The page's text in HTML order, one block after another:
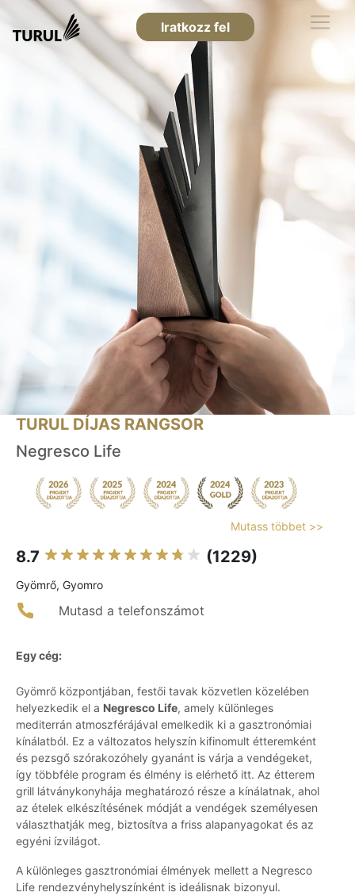
Iratkozz fel
TURUL DÍJAS RANGSOR
Negresco Life
Mutass többet >>
8.7 (1229)
Gyömrő, Gyomro
Mutasd a telefonszámot
Egy cég:
Gyömrő központjában, festői tavak közvetlen közelében
helyezkedik el a Negresco Life, amely különleges
mediterrán atmoszférájával emelkedik ki a gasztronómiai
kínálatból. Ez a változatos helyszín kifinomult étteremként
és pezsgő szórakozóhely gyanánt is várja a vendégeket,
így többféle program és élmény is elérhető itt. Az étterem
grill látványkonyhája meghatározó része a kínálatnak, ahol
az ételek elkészítésének módját a vendégek személyesen
választhatják meg, biztosítva a friss alapanyagokat és az
egyéni ízvilágot.
A különleges gasztronómiai élmények mellett a Negresco
Life rendezvényhelyszínként is ideálisnak bizonyul.